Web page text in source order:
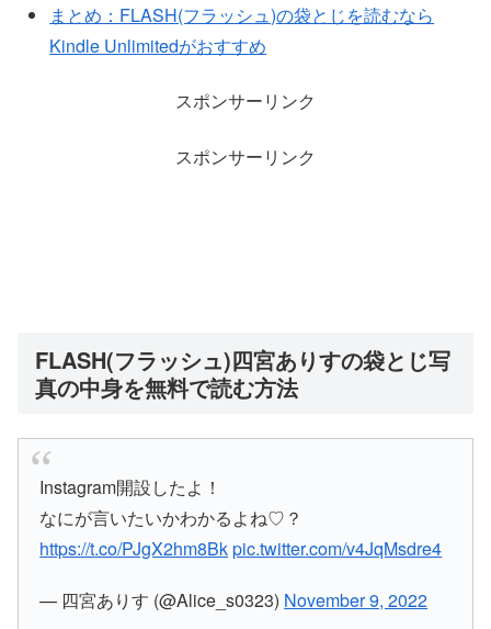
まとめ：FLASH(フラッシュ)の袋とじを読むなら
Kindle Unlimitedがおすすめ
スポンサーリンク
スポンサーリンク
FLASH(フラッシュ)四宮ありすの袋とじ写
真の中身を無料で読む方法
Instagram開設したよ！
なにが言いたいかわかるよね♡？
https://t.co/PJgX2hm8Bkpic.twitter.com/v4JqMsdre4
— 四宮ありす (@Alice_s0323) November 9, 2022